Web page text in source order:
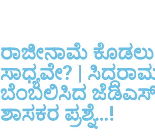
ರಾಜೀನಾಮೆ ಕೊಡಲು
ಸಾಧ್ಯವೇ? |
ಬೆಂಬಲಿಸಿದ
ಶಾಸಕರ ಪ್ರಶ್ನೆ…!